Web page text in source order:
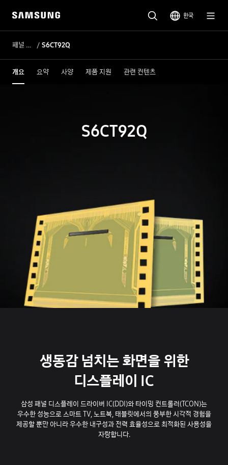
한국
패널 DDI S6CT92Q
개요 요약 사양 제품 지원 관련 컨텐츠
S6CT92Q
생동감 넘치는 화면을 위한
디스플레이 IC
삼성 패널 디스플레이 드라이버 IC(DDI)와 타이밍 컨트롤러(TCON)는
우수한 성능으로 스마트 TV, 노트북, 태블릿에서의 풍부한 시각적 경험을
제공할 뿐만 아니라 우수한 내구성과 전력 효율성으로 최적화된 사용성을
자랑합니다.